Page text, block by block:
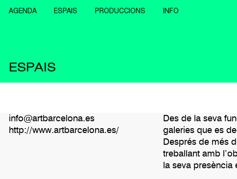
AGENDA ESPAIS PRODUCCIONS INFO
ESPAIS
Des de la seva
galeries que es
Després de més
treballant amb
la seva presència
info@artbarcelona.es
http://www.artbarcelona.es/